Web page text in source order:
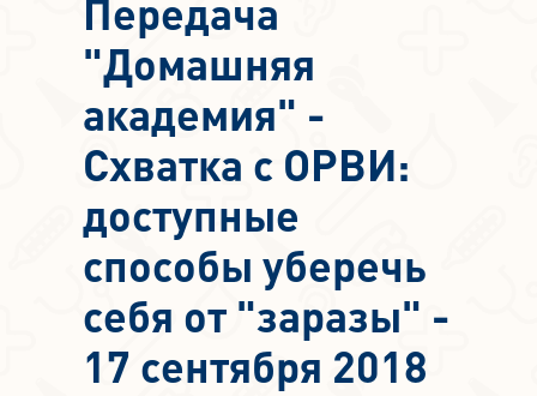
Передача
"Домашняя
академия" -
Схватка с ОРВИ:
доступные
способы уберечь
себя от "заразы" -
17 сентября 2018